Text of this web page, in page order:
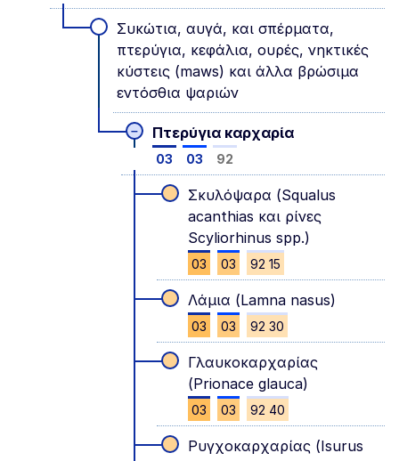
Συκώτια, αυγά, και σπέρματα,
πτερύγια, κεφάλια, ουρές, νηκτικές
κύστεις (maws) και άλλα βρώσιμα
εντόσθια ψαριών
– Πτερύγια καρχαρία
03 03 92
Σκυλόψαρα (Squalus
acanthias και ρίνες
Scyliorhinus spp.)
03 03 92 15
Λάμια (Lamna nasus)
03 03 92 30
Γλαυκοκαρχαρίας
(Prionace glauca)
03 03 92 40
Ρυγχοκαρχαρίας (Isurus